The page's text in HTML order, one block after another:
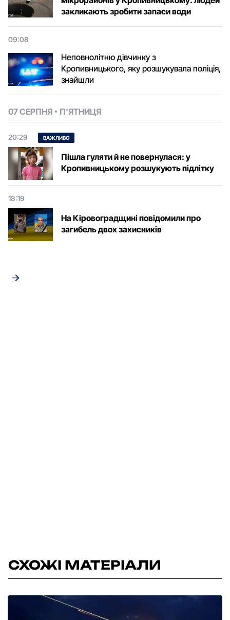
закликають зробити запаси води
09:08
Неповнолітню дівчинку з
Кропивницького, яку розшукувала поліція,
знайшли
07 СЕРПНЯ П'ЯТНИЦЯ
20:29 ВАЖЛИВО
Пішла гуляти й не повернулася: у
Кропивницькому розшукують підлітку
18:19
На Кіровоградщині повідомили про
загибель двох захисників
СХОЖІ МАТЕРІАЛИ